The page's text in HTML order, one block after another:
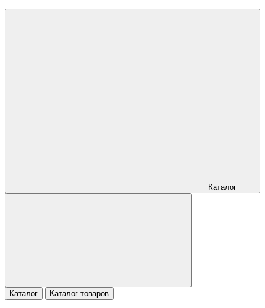
Каталог
Каталог Каталог товаров